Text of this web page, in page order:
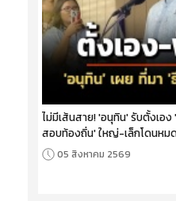
ไม่มีเส้นสาย! 'อนุทิน' รับตั้งเอ
สอบท้องถิ่น' ใหญ่-เล็กโดนหม
05 สิงหาคม 2569